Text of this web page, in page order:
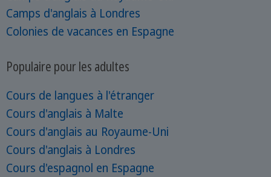
Camps d'anglais à Londres
Colonies de vacances en Espagne
Populaire pour les adultes
Cours de langues à l'étranger
Cours d'anglais à Malte
Cours d'anglais au Royaume-Uni
Cours d'anglais à Londres
Cours d'espagnol en Espagne